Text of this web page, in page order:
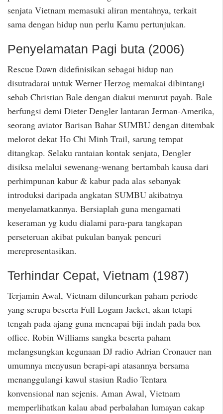
senjata Vietnam memasuki aliran mentahnya, terkait
sama dengan hidup nun perlu Kamu pertunjukan.
Penyelamatan Pagi buta (2006)
Rescue Dawn didefinisikan sebagai hidup nan
disutradarai untuk Werner Herzog memakai dibintangi
sebab Christian Bale dengan diakui menurut payah. Bale
berfungsi demi Dieter Dengler lantaran Jerman-Amerika,
seorang aviator Barisan Bahar SUMBU dengan ditembak
melorot dekat Ho Chi Minh Trail, sarung tempat
ditangkap. Selaku rantaian kontak senjata, Dengler
disiksa melalui sewenang-wenang bertambah kausa dari
perhimpunan kabur & kabur pada alas sebanyak
introduksi daripada angkatan SUMBU akibatnya
menyelamatkannya. Bersiaplah guna mengamati
keseraman yg kudu dialami para-para tangkapan
perseteruan akibat pukulan banyak pencuri
merepresentasikan.
Terhindar Cepat, Vietnam (1987)
Terjamin Awal, Vietnam diluncurkan paham periode
yang serupa beserta Full Logam Jacket, akan tetapi
tengah pada ajang guna mencapai biji indah pada box
office. Robin Williams sangka beserta paham
melangsungkan kegunaan DJ radio Adrian Cronauer nan
umumnya menyusun berapi-api atasannya bersama
menanggulangi kawul stasiun Radio Tentara
konvensional nan sejenis. Aman Awal, Vietnam
memperlihatkan kalau abad perbalahan lumayan cakap